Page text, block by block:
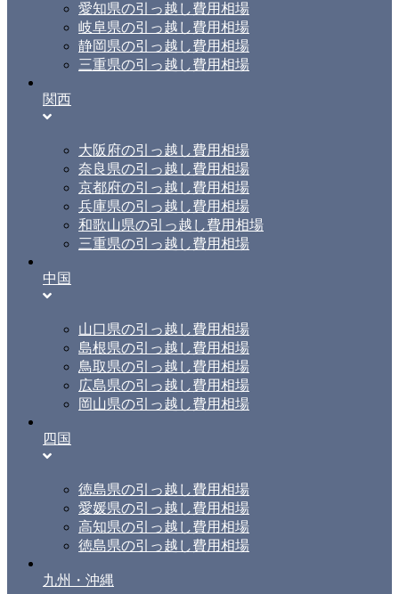
愛知県の引っ越し費用相場
岐阜県の引っ越し費用相場
静岡県の引っ越し費用相場
三重県の引っ越し費用相場
関西
大阪府の引っ越し費用相場
奈良県の引っ越し費用相場
京都府の引っ越し費用相場
兵庫県の引っ越し費用相場
和歌山県の引っ越し費用相場
三重県の引っ越し費用相場
中国
山口県の引っ越し費用相場
島根県の引っ越し費用相場
鳥取県の引っ越し費用相場
広島県の引っ越し費用相場
岡山県の引っ越し費用相場
四国
徳島県の引っ越し費用相場
愛媛県の引っ越し費用相場
高知県の引っ越し費用相場
徳島県の引っ越し費用相場
九州・沖縄